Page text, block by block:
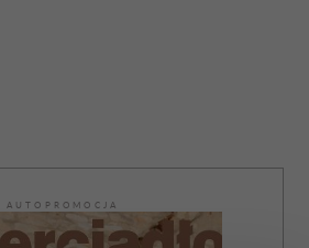
AUTOPROMOCJA